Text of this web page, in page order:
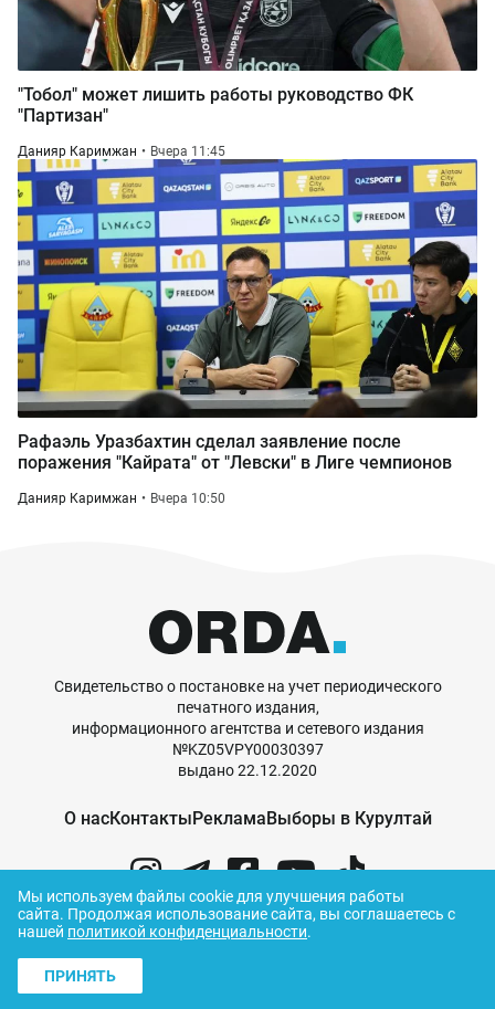
"Тобол" может лишить работы руководство ФК
"Партизан"
Данияр Каримжан Вчера 11:45
Рафаэль Уразбахтин сделал заявление после
поражения "Кайрата" от "Левски" в Лиге чемпионов
Данияр Каримжан Вчера 10:50
Свидетельство о постановке на учет периодического
печатного издания,
информационного агентства и сетевого издания
№KZ05VPY00030397
выдано 22.12.2020
О насКонтактыРекламаВыборы в Курултай
© ORDA,2026.Правила использования
материалов
Мы используем файлы cookie для улучшения работы
сайта. Продолжая использование сайта, вы соглашаетесь с
нашей политикой конфиденциальности.
ПРИНЯТЬ